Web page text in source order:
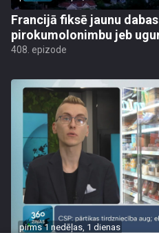
Francijā fiksē jaunu
pirokumolonimbu jeb
408. epizode
pirms 1 nedēļas, 1 dienas